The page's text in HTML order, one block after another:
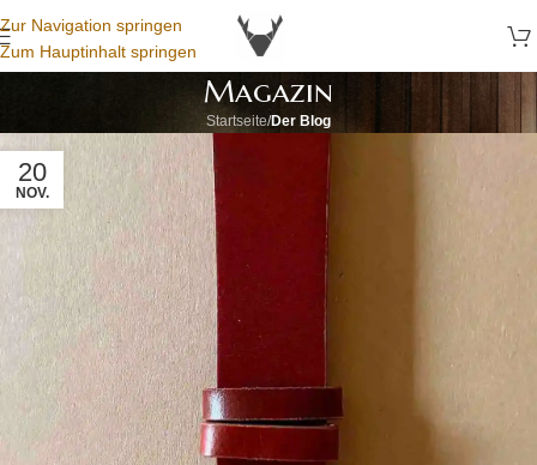
Zur Navigation springen
Zum Hauptinhalt springen
Magazin
Startseite/Der Blog
20
NOV.